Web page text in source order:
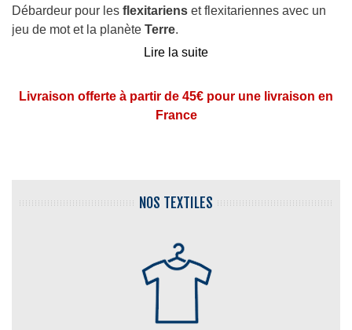
Débardeur pour les flexitariens et flexitariennes avec un
jeu de mot et la planète Terre.
: blanc, noir
coton certifiéOeko tex150 grammes
en France dans nos ateliers des Hauts de
Lire la suite
Livraison offerte à partir de 45€ pour une livraison en
France
NOS TEXTILES